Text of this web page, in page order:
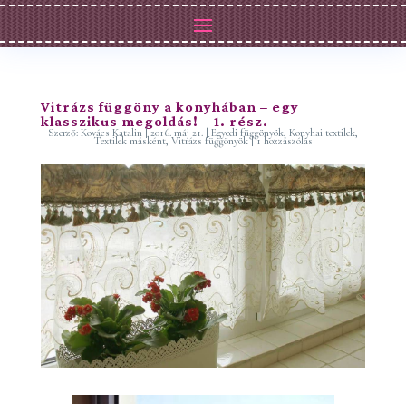
Vitrázs függöny a konyhában – egy
klasszikus megoldás! – 1. rész.
Szerző: Kovács Katalin|2016. máj 21.| Egyedi függönyök, Konyhai textilek,
Textilek másként, Vitrázs függönyök|1 hozzászólás